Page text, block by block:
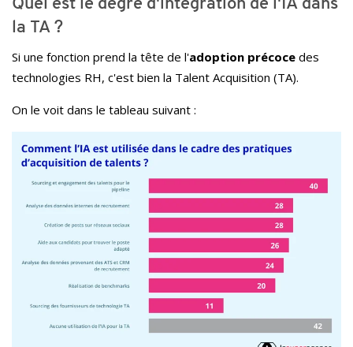
la TA ?
Si une fonction prend la tête de l'adoption précoce des
technologies RH, c'est bien la Talent Acquisition (TA).
On le voit dans le tableau suivant :